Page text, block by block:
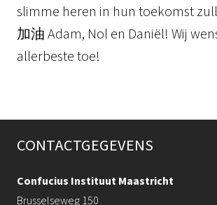
slimme heren in hun toekomst
加油 Adam, Nol en Daniël! Wij
allerbeste toe!
CONTACTGEGEVENS
Confucius Instituut Maastricht
Brusselseweg 150